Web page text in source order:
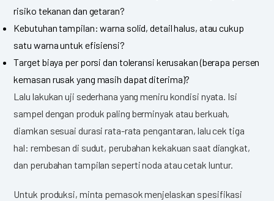
risiko tekanan dan getaran?
Kebutuhan tampilan: warna solid, detail halus, atau cukup
satu warna untuk efisiensi?
Target biaya per porsi dan toleransi kerusakan (berapa persen
kemasan rusak yang masih dapat diterima)?
Lalu lakukan uji sederhana yang meniru kondisi nyata. Isi
sampel dengan produk paling berminyak atau berkuah,
diamkan sesuai durasi rata-rata pengantaran, lalu cek tiga
hal: rembesan di sudut, perubahan kekakuan saat diangkat,
dan perubahan tampilan seperti noda atau cetak luntur.
Untuk produksi, minta pemasok menjelaskan spesifikasi